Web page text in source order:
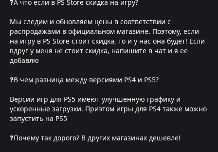
❓А что если в PS Store скидка на игру?
Мы следим и обновляем цены в соответствии с
распродажами в официальном магазине. Поэтому, если
на игру в PS Store стоит скидка, то и у нас она будет! Если
вдруг у меня не стоит скидка, напишите в чат и я ее
добавлю
❓В чем разница между версиями PS4 и PS5?
Версии игр для PS5 имеют улучшенную графику и
ускоренные загрузки. Приэтом игры для PS4 также можно
запустить на PS5
❓Почему так дорого? В других магазинах дешевле!